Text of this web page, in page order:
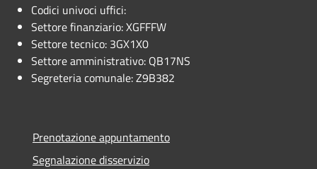
Codici univoci uffici:
Settore finanziario: XGFFFW
Settore tecnico: 3GX1X0
Settore amministrativo: QB17NS
Segreteria comunale: Z9B382
Prenotazione appuntamento
Segnalazione disservizio